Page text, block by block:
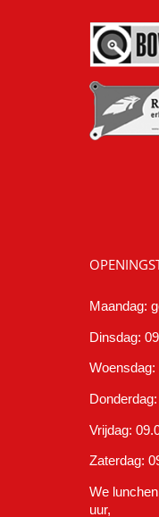
Maandag:
Dinsdag:
Woensdag:
Vrijdag:
Zaterdag:
We
uur,